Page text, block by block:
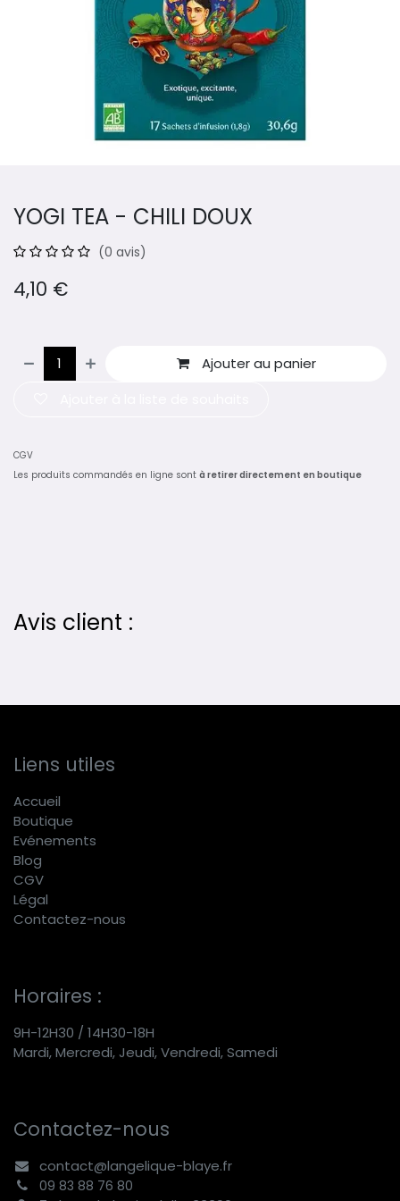
YOGI TEA - CHILI DOUX
(0 avis)
4,10 €
Ajouter au panier
CGV
Les produits commandés en ligne sont à retirer directement en boutique
Avis client :
Liens utiles
Accueil
Boutique
Evénements
Blog
CGV
Légal
Contactez-nous
Horaires :
9H-12H30 / 14H30-18H
Mardi, Mercredi, Jeudi, Vendredi, Samedi
Contactez-nous
contact@langelique-blaye.fr
09 83 88 76 80